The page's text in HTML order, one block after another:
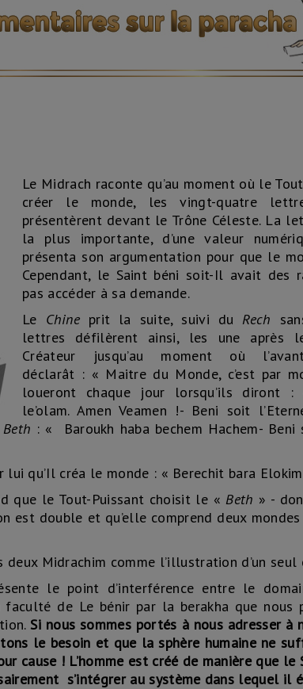
Le Midrach raconte qu’au moment où le
créer le monde, les vingt-quatre
présentèrent devant le Trône Céleste. La
la plus importante, d’une valeur
présenta son argumentation pour que le
Cependant, le Saint béni soit-Il avait des
pas accéder à sa demande.
Le Chine prit la suite, suivi du Rech
lettres défilèrent ainsi, les une après
Créateur jusqu’au moment où
déclarât : « Maitre du Monde, c’est par
loueront chaque jour lorsqu’ils diront
le’olam. Amen Veamen !- Beni soit
Beth : « Baroukh haba bechem Hachem-
lui qu’Il créa le monde : « Berechit bara
que le Tout-Puissant choisit le « Beth » -
est double et qu’elle comprend deux
Midrachim comme l’illustration d’un
le point d’interférence entre le
faculté de Le bénir par la berakha que nous
Si nous sommes portés à nous adresser à
le besoin et que la sphère humaine ne
cause ! L’homme est créé de manière que le
s’intégrer au système dans lequel il